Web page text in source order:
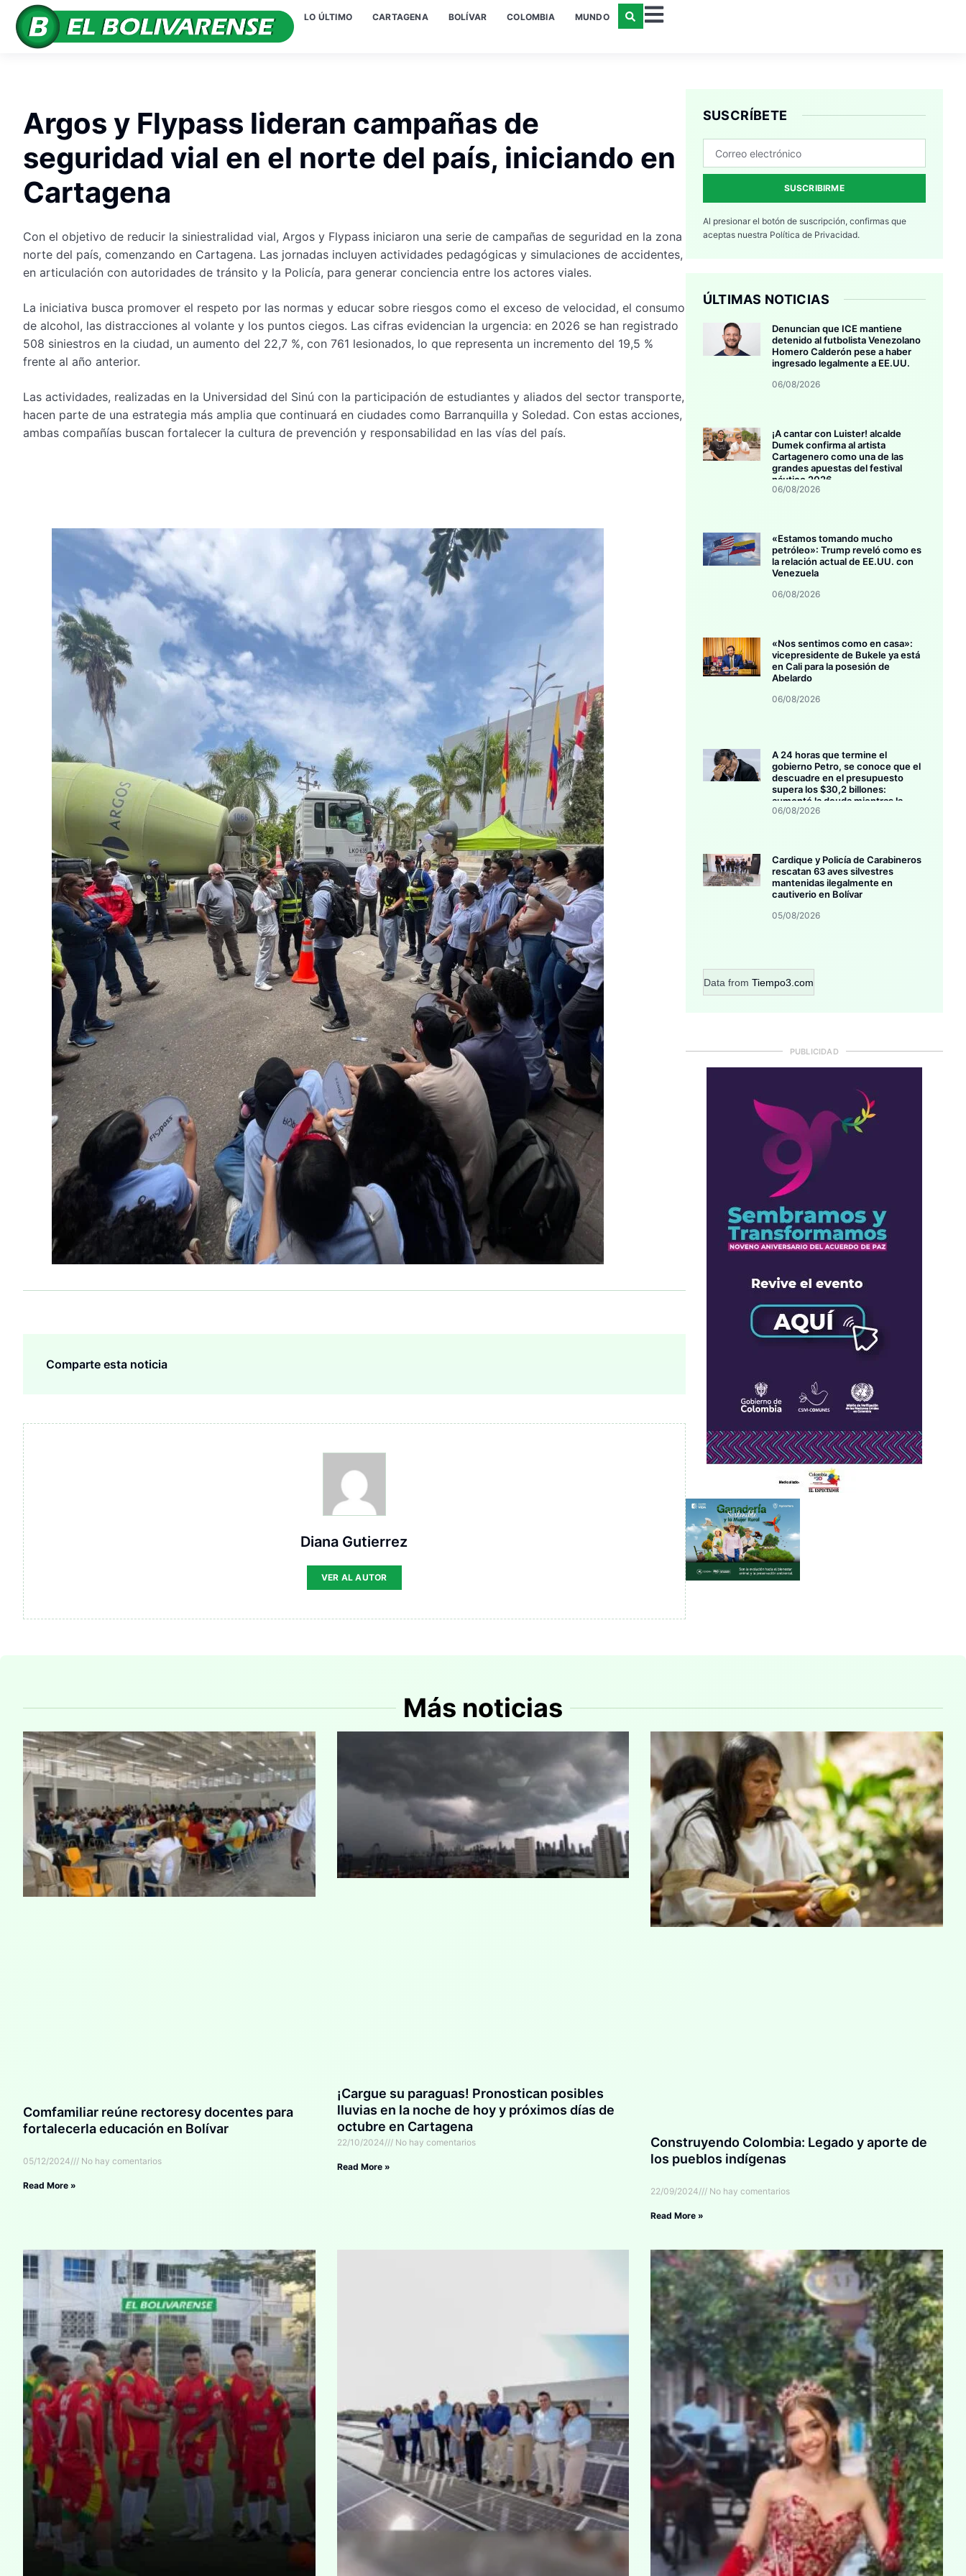
LO ÚLTIMO CARTAGENA BOLÍVAR COLOMBIA MUNDO
Argos y Flypass lideran campañas de
seguridad vial en el norte del país, iniciando en
Cartagena
Con el objetivo de reducir la siniestralidad vial, Argos y Flypass iniciaron una serie de campañas de seguridad en la zona
norte del país, comenzando en Cartagena. Las jornadas incluyen actividades pedagógicas y simulaciones de accidentes,
en articulación con autoridades de tránsito y la Policía, para generar conciencia entre los actores viales.
La iniciativa busca promover el respeto por las normas y educar sobre riesgos como el exceso de velocidad, el consumo
de alcohol, las distracciones al volante y los puntos ciegos. Las cifras evidencian la urgencia: en 2026 se han registrado
508 siniestros en la ciudad, un aumento del 22,7 %, con 761 lesionados, lo que representa un incremento del 19,5 %
frente al año anterior.
Las actividades, realizadas en la Universidad del Sinú con la participación de estudiantes y aliados del sector transporte,
hacen parte de una estrategia más amplia que continuará en ciudades como Barranquilla y Soledad. Con estas acciones,
ambas compañías buscan fortalecer la cultura de prevención y responsabilidad en las vías del país.
Comparte esta noticia
Diana Gutierrez
VER AL AUTOR
SUSCRÍBETE
SUSCRIBIRME
Al presionar el botón de suscripción, confirmas que
aceptas nuestra Política de Privacidad.
ÚLTIMAS NOTICIAS
Denuncian que ICE mantiene
detenido al futbolista Venezolano
Homero Calderón pese a haber
ingresado legalmente a EE.UU.
06/08/2026
¡A cantar con Luister! alcalde
Dumek confirma al artista
Cartagenero como una de las
grandes apuestas del festival
náutico 2026
06/08/2026
«Estamos tomando mucho
petróleo»: Trump reveló como es
la relación actual de EE.UU. con
Venezuela
06/08/2026
«Nos sentimos como en casa»:
vicepresidente de Bukele ya está
en Cali para la posesión de
Abelardo
06/08/2026
A 24 horas que termine el
gobierno Petro, se conoce que el
descuadre en el presupuesto
supera los $30,2 billones:
aumentó la deuda mientras la
inversión se estanca
06/08/2026
Cardique y Policía de Carabineros
rescatan 63 aves silvestres
mantenidas ilegalmente en
cautiverio en Bolívar
05/08/2026
Data from Tiempo3.com
PUBLICIDAD
Más noticias
Comfamiliar reúne rectoresy docentes para
fortalecerla educación en Bolívar
05/12/2024 No hay comentarios
Read More »
¡Cargue su paraguas! Pronostican posibles
lluvias en la noche de hoy y próximos días de
octubre en Cartagena
22/10/2024 No hay comentarios
Read More »
Construyendo Colombia: Legado y aporte de
los pueblos indígenas
22/09/2024 No hay comentarios
Read More »